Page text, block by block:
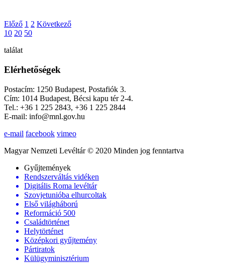
Előző 1 2 Következő
10 20 50
találat
Elérhetőségek
Postacím: 1250 Budapest, Postafiók 3.
Cím: 1014 Budapest, Bécsi kapu tér 2-4.
Tel.: +36 1 225 2843, +36 1 225 2844
E-mail: info@mnl.gov.hu
e-mail facebook vimeo
Magyar Nemzeti Levéltár © 2020 Minden jog fenntartva
Gyűjtemények
Rendszerváltás vidéken
Digitális Roma levéltár
Szovjetunióba elhurcoltak
Első világháború
Reformáció 500
Családtörténet
Helytörténet
Középkori gyűjtemény
Pártiratok
Külügyminisztérium